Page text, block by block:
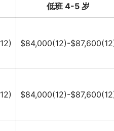
低班 4-5 岁
$84,000(12)-
$84,000(12)-